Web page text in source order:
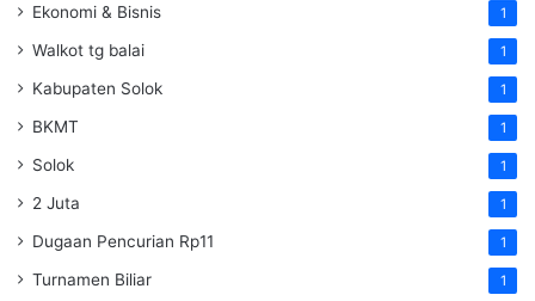
Ekonomi & Bisnis 1
Walkot tg balai 1
Kabupaten Solok 1
BKMT 1
Solok 1
2 Juta 1
Dugaan Pencurian Rp11 1
Turnamen Biliar 1